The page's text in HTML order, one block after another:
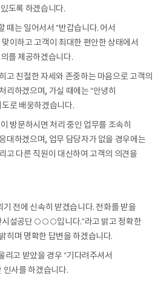
도록 하겠습니다.
때는 일어서서 “반갑습니다. 어서
이하고 고객이 최대한 편안한 상태에서
를 제공하겠습니다.
고 친절한 자세와 존중하는 마음으로 고객의
리하겠으며, 가실 때에는 “안녕히
로 배웅하겠습니다.
방문하시면 처리 중인 업무를 조속히
대하겠으며, 업무 담당자가 없을 경우에는
고 다른 직원이 대신하여 고객의 의견을
기 전에 신속히 받겠습니다. 전화를 받을
시설공단 ○○○입니다.”라고 밝고 정확한
히며 명확한 답변을 하겠습니다.
리고 받았을 경우 “기다려주셔서
인사를 하겠습니다.